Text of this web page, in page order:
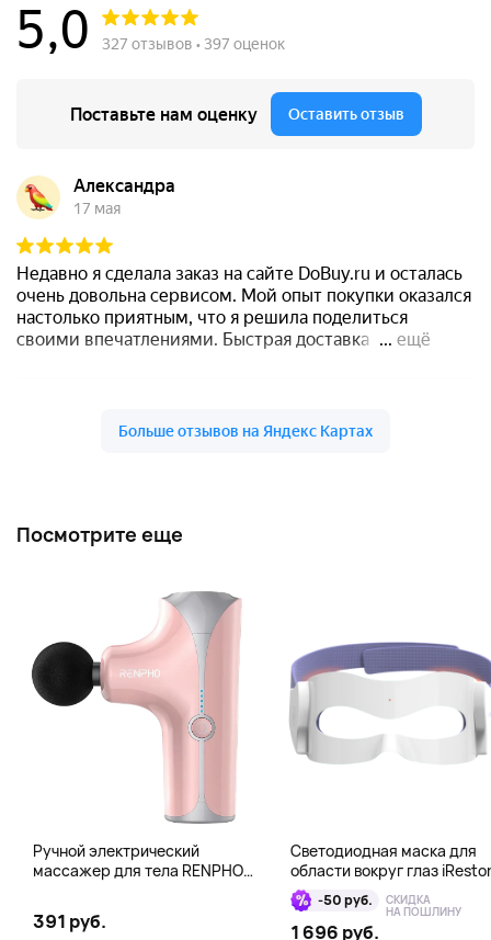
Посмотрите еще
Ручной электрический
массажер для тела RENPHO
391 руб.
Светодиодная маска для
области вокруг глаз
Illumina LED Eye Mask
-50 руб. СКИДКА
НА ПОШЛИНУ
1 696 руб.